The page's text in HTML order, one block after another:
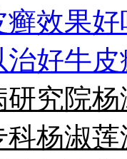
效果好
好牛皮
究院
杨淑莲